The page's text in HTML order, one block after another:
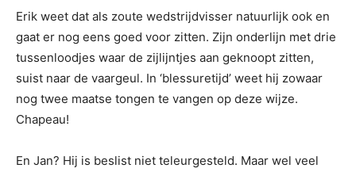
Erik weet dat als zoute wedstrijdvisser natuurlijk ook en
gaat er nog eens goed voor zitten. Zijn onderlijn met drie
tussenloodjes waar de zijlijntjes aan geknoopt zitten,
suist naar de vaargeul. In ‘blessuretijd’ weet hij zowaar
nog twee maatse tongen te vangen op deze wijze.
Chapeau!
En Jan? Hij is beslist niet teleurgesteld. Maar wel veel